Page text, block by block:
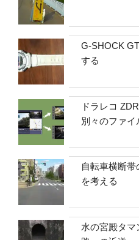
G-SHOCK
する
ドラレコ
別々のファ
自転車横断
を考える
水の宮殿タマ